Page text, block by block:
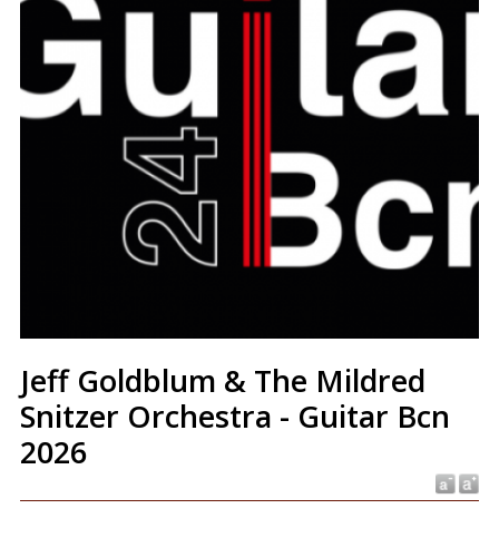
Jeff Goldblum & The Mildred
Snitzer Orchestra - Guitar Bcn
2026